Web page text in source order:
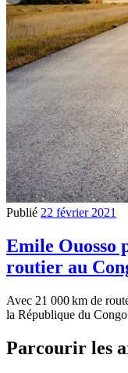
Publié 22 février 2021
Emile Ouosso
routier au
Avec 21 000 km de
la République du
Parcourir les